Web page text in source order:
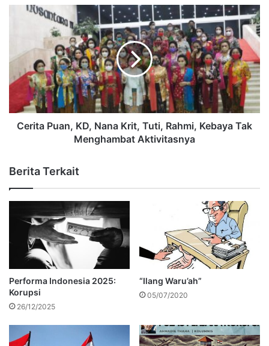
Cerita Puan, KD, Nana Krit, Tuti, Rahmi, Kebaya Tak
Menghambat Aktivitasnya
Berita Terkait
Performa Indonesia 2025:
Korupsi
26/12/2025
“Ilang Waru’ah”
05/07/2020